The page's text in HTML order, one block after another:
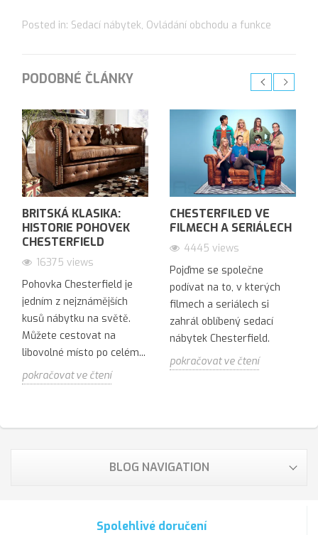
Posted in: Sedací nábytek, Ovládání obchodu a funkce
PODOBNÉ ČLÁNKY
BRITSKÁ KLASIKA:
HISTORIE POHOVEK
CHESTERFIELD
16375 views
Pohovka Chesterfield je
jedním z nejznámějších
kusů nábytku na světě.
Můžete cestovat na
libovolné místo po celém...
pokračovat ve čtení
CHESTERFILED VE
FILMECH A SERIÁLECH
4445 views
Pojďme se společne
podívat na to, v kterých
filmech a seriálech si
zahrál oblíbený sedací
nábytek Chesterfield.
pokračovat ve čtení
BLOG NAVIGATION
Spolehlivé doručení